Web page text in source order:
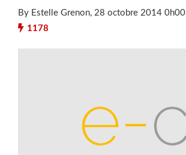
By Estelle Grenon, 28 octobre 2014 0h00
1178